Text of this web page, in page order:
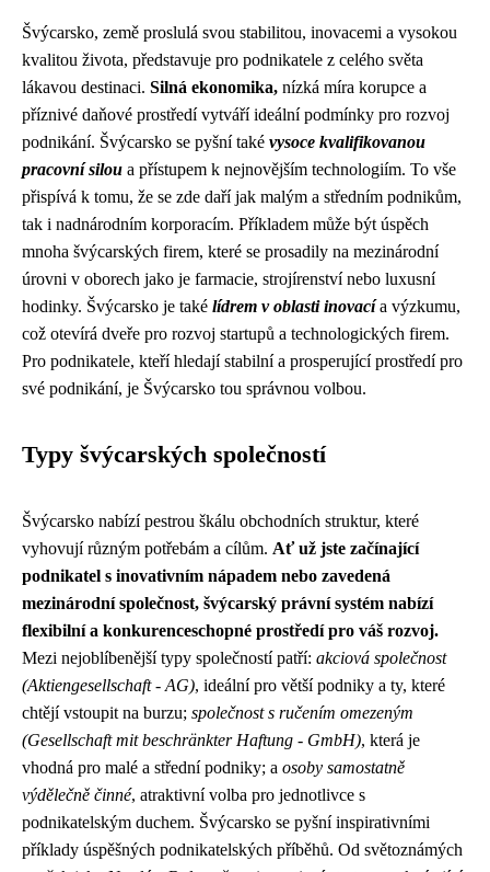
Švýcarsko, země proslulá svou stabilitou, inovacemi a vysokou
kvalitou života, představuje pro podnikatele z celého světa
lákavou destinaci. Silná ekonomika, nízká míra korupce a
příznivé daňové prostředí vytváří ideální podmínky pro rozvoj
podnikání. Švýcarsko se pyšní také vysoce kvalifikovanou
pracovní silou a přístupem k nejnovějším technologiím. To vše
přispívá k tomu, že se zde daří jak malým a středním podnikům,
tak i nadnárodním korporacím. Příkladem může být úspěch
mnoha švýcarských firem, které se prosadily na mezinárodní
úrovni v oborech jako je farmacie, strojírenství nebo luxusní
hodinky. Švýcarsko je také lídrem v oblasti inovacía výzkumu,
což otevírá dveře pro rozvoj startupů a technologických firem.
Pro podnikatele, kteří hledají stabilní a prosperující prostředí pro
své podnikání, je Švýcarsko tou správnou volbou.
Typy švýcarských společností
Švýcarsko nabízí pestrou škálu obchodních struktur, které
vyhovují různým potřebám a cílům. Ať už jste začínající
podnikatel s inovativním nápadem nebo zavedená
mezinárodní společnost, švýcarský právní systém nabízí
flexibilní a konkurenceschopné prostředí pro váš rozvoj.
Mezi nejoblíbenější typy společností patří: akciová společnost
(Aktiengesellschaft - AG), ideální pro větší podniky a ty, které
chtějí vstoupit na burzu; společnost s ručením omezeným
(Gesellschaft mit beschränkter Haftung - GmbH), která je
vhodná pro malé a střední podniky; a osoby samostatně
výdělečně činné, atraktivní volba pro jednotlivce s
podnikatelským duchem. Švýcarsko se pyšní inspirativními
příklady úspěšných podnikatelských příběhů. Od světoznámých